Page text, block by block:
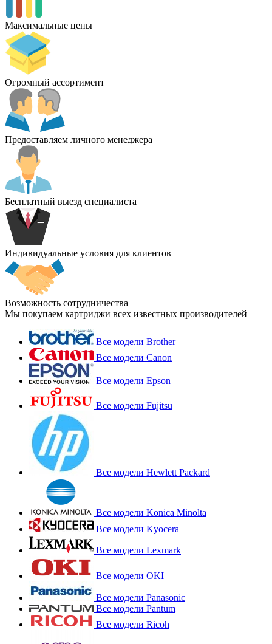
Максимальные цены
Огромный ассортимент
Предоставляем личного менеджера
Бесплатный выезд специалиста
Индивидуальные условия для клиентов
Возможность сотрудничества
Мы покупаем картриджи всех известных производителей
Все модели Brother
Все модели Canon
Все модели Epson
Все модели Fujitsu
Все модели Hewlett Packard
Все модели Konica Minolta
Все модели Kyocera
Все модели Lexmark
Все модели OKI
Все модели Panasonic
Все модели Pantum
Все модели Ricoh